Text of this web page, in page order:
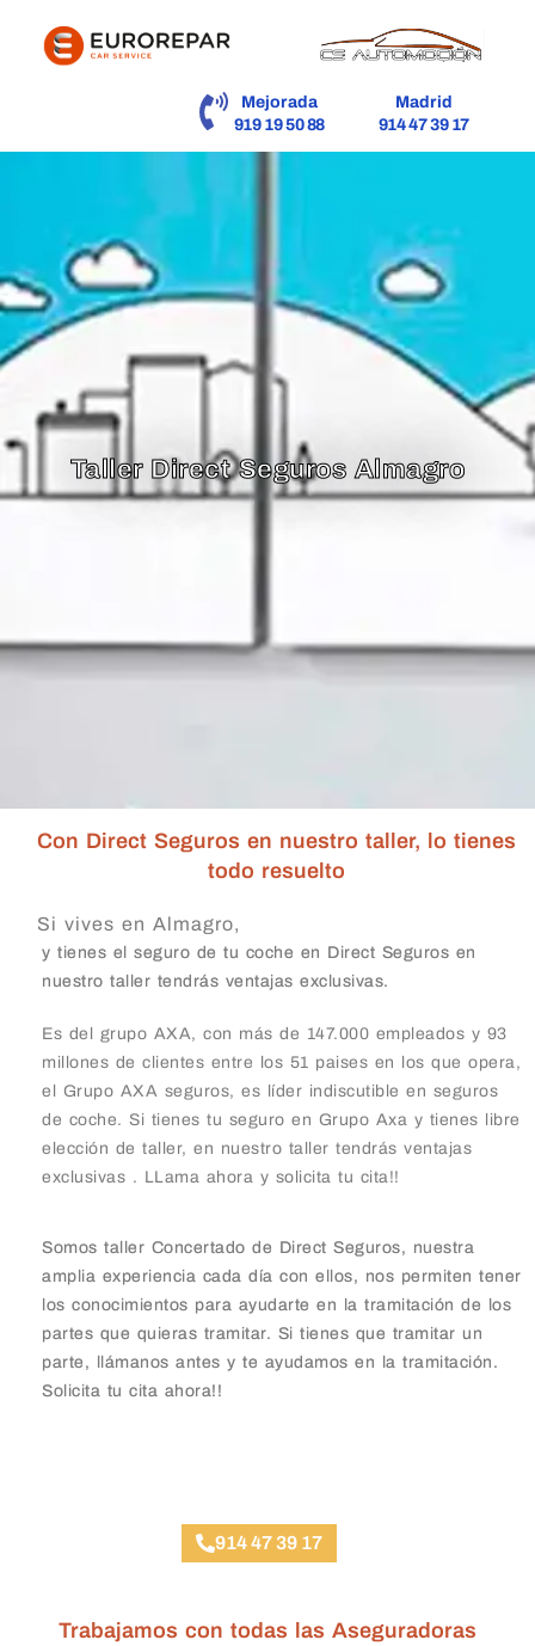
Mejorada
919 19 50 88
Madrid
914 47 39 17
Taller Direct Seguros Almagro
Con Direct Seguros en nuestro taller, lo tienes
todo resuelto
Si vives en Almagro,
y tienes el seguro de tu coche en Direct Seguros en
nuestro taller tendrás ventajas exclusivas.
Es del grupo AXA, con más de 147.000 empleados y 93
millones de clientes entre los 51 paises en los que opera,
el Grupo AXA seguros, es líder indiscutible en seguros
de coche. Si tienes tu seguro en Grupo Axa y tienes libre
elección de taller, en nuestro taller tendrás ventajas
exclusivas . LLama ahora y solicita tu cita!!
Somos taller Concertado de Direct Seguros, nuestra
amplia experiencia cada día con ellos, nos permiten tener
los conocimientos para ayudarte en la tramitación de los
partes que quieras tramitar. Si tienes que tramitar un
parte, llámanos antes y te ayudamos en la tramitación.
Solicita tu cita ahora!!
914 47 39 17
Trabajamos con todas las Aseguradoras